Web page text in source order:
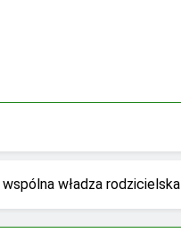
wspólna władza rodzicielska